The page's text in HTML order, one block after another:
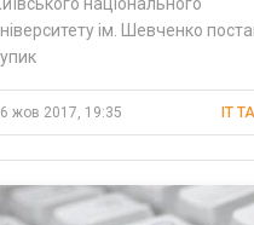
ім. Шевченко
жов 2017, 19:35 IT